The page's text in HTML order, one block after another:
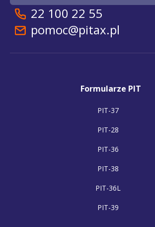
22 100 22 55
pomoc@pitax.pl
Formularze PIT
PIT-37
PIT-28
PIT-36
PIT-38
PIT-36L
PIT-39